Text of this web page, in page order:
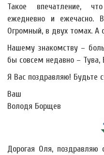
Такое впечатление,
ежедневно и ежечасно.
Огромный, в двух томах. А
Нашему знакомству –
бы совсем недавно –
Я Вас поздравляю! Будьте
Ваш
Володя Борщев
Дорогая Оля,